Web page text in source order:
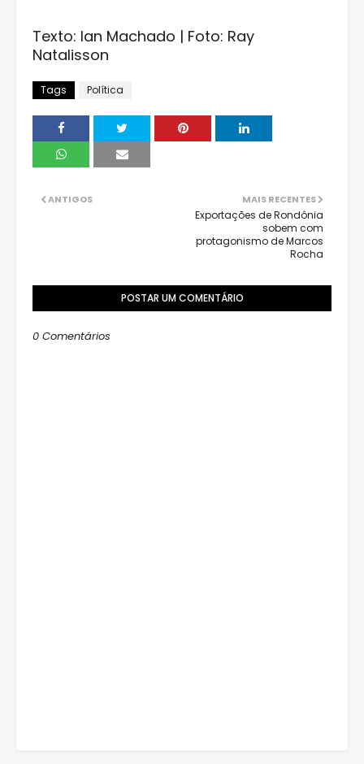
Texto: Ian Machado | Foto: Ray
Natalisson
Tags Política
MAIS RECENTES
Exportações de Rondônia
sobem com
protagonismo de Marcos
Rocha
ANTIGOS
POSTAR UM COMENTÁRIO
0 Comentários